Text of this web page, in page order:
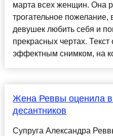
марта всех женщин. Она
трогательное пожелание,
девушек любить себя и
прекрасных чертах.
эффектным снимком, на
Жена Реввы оценила
десантников
Супруга Александра